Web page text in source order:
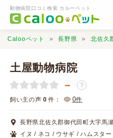
動物病院口コミ検索 カルーペット
動物病院検索
口コミ検索
Calooペット 長野県 北佐久
土屋動物病院
－ ？
飼い主の声 0 件： 0件
長野県北佐久郡御代田町大字馬
イヌ / ネコ / ウサギ / ハムスタ